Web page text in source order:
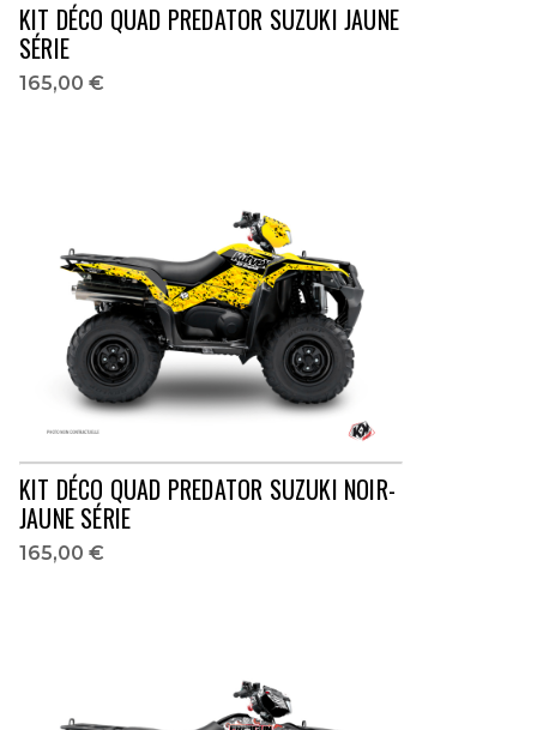
KIT DÉCO QUAD PREDATOR SUZUKI JAUNE
SÉRIE
165,00 €
KIT DÉCO QUAD PREDATOR SUZUKI NOIR-
JAUNE SÉRIE
165,00 €